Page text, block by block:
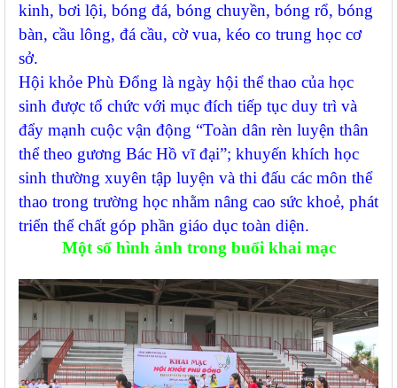
kinh, bơi lội, bóng đá, bóng chuyền, bóng rổ, bóng
bàn, cầu lông, đá cầu, cờ vua, kéo co trung học cơ
sở.
Hội khỏe Phù Đổng là ngày hội thể thao của học
sinh được tổ chức với mục đích tiếp tục duy trì và
đẩy mạnh cuộc vận động “Toàn dân rèn luyện thân
thể theo gương Bác Hồ vĩ đại”; khuyến khích học
sinh thường xuyên tập luyện và thi đấu các môn thể
thao trong trường học nhằm nâng cao sức khoẻ, phát
triển thể chất góp phần giáo dục toàn diện.
Một số hình ảnh trong buổi khai mạc